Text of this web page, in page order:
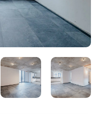
Photo
de
l'album
Photo
de
l'album